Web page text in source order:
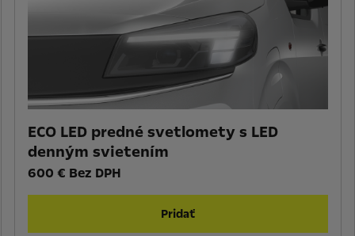
ECO LED predné svetlomety s LED
denným svietením
600 € Bez DPH
Pridať